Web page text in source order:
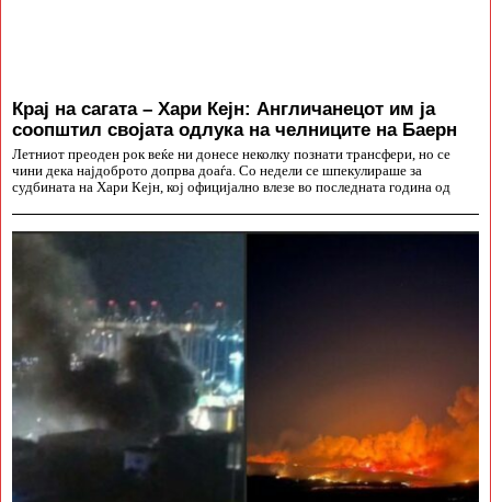
Крај на сагата – Хари Кејн: Англичанецот им ја
соопштил својата одлука на челниците на Баерн
Летниот преоден рок веќе ни донесе неколку познати трансфери, но се
чини дека најдоброто допрва доаѓа. Со недели се шпекулираше за
судбината на Хари Кејн, кој официјално влезе во последната година од